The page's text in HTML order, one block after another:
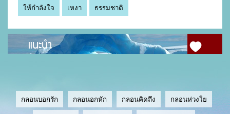
ให้กำลังใจ เหงา ธรรมชาติ
แนะนำ
กลอนบอกรัก กลอนอกหัก กลอนคิดถึง กลอนห่วงใย